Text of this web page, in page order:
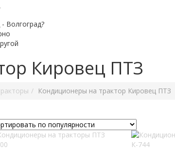
Волгоград?
Кировец ПТЗ
Кондиционеры на трактор Кировец ПТЗ